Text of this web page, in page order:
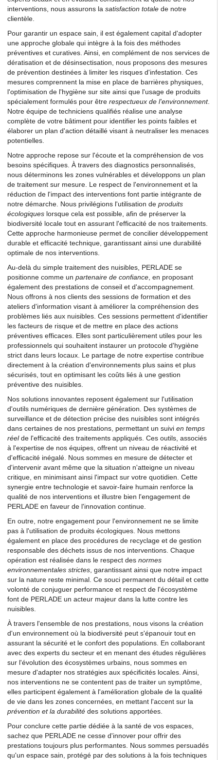
interventions, nous assurons la satisfaction totale de notre
clientèle.
Pour garantir un espace sain, il est également capital d'adopter
une approche globale qui intègre à la fois des méthodes
préventives et curatives. Ainsi, en complément de nos services de
dératisation et de désinsectisation, nous proposons des mesures
de prévention destinées à limiter les risques d'infestation. Ces
mesures comprennent la mise en place de barrières physiques,
l'optimisation de l'hygiène sur site ainsi que l'usage de produits
spécialement formulés pour être respectueux de l'environnement.
Notre équipe de techniciens qualifiés réalise une analyse
complète de votre bâtiment pour identifier les points faibles et
élaborer un plan d'action détaillé visant à neutraliser les menaces
potentielles.
Notre approche repose sur l'écoute et la compréhension de vos
besoins spécifiques. À travers des diagnostics personnalisés,
nous déterminons les zones vulnérables et développons un plan
de traitement sur mesure. Le respect de l'environnement et la
réduction de l'impact des interventions font partie intégrante de
notre démarche. Nous privilégions l'utilisation de produits
écologiques lorsque cela est possible, afin de préserver la
biodiversité locale tout en assurant l'efficacité de nos traitements.
Cette approche harmonieuse permet de concilier développement
durable et efficacité technique, garantissant ainsi une durabilité
optimale de nos interventions.
Au-delà du simple traitement des nuisibles, PERLADE se
positionne comme un partenaire de confiance, en proposant
également des prestations de conseil et d'accompagnement.
Nous offrons à nos clients des sessions de formation et des
ateliers d'information visant à améliorer la compréhension des
problèmes liés aux nuisibles. Ces sessions permettent d'identifier
les facteurs de risque et de mettre en place des actions
préventives efficaces. Elles sont particulièrement utiles pour les
professionnels qui souhaitent instaurer un protocole d'hygiène
strict dans leurs locaux. Le partage de notre expertise contribue
directement à la création d'environnements plus sains et plus
sécurisés, tout en optimisant les coûts liés à une gestion
préventive des nuisibles.
Nos solutions innovantes reposent également sur l'utilisation
d'outils numériques de dernière génération. Des systèmes de
surveillance et de détection précise des nuisibles sont intégrés
dans certaines de nos prestations, permettant un suivi en temps
réelde l'efficacité des traitements appliqués. Ces outils, associés
à l'expertise de nos équipes, offrent un niveau de réactivité et
d'efficacité inégalé. Nous sommes en mesure de détecter et
d'intervenir avant même que la situation n'atteigne un niveau
critique, en minimisant ainsi l'impact sur votre quotidien. Cette
synergie entre technologie et savoir-faire humain renforce la
qualité de nos interventions et illustre bien l'engagement de
PERLADE en faveur de l'innovation continue.
En outre, notre engagement pour l'environnement ne se limite
pas à l'utilisation de produits écologiques. Nous mettons
également en place des procédures de recyclage et de gestion
responsable des déchets issus de nos interventions. Chaque
opération est réalisée dans le respect des normes
environnementales strictes, garantissant ainsi que notre impact
sur la nature reste minimal. Ce souci permanent du détail et cette
volonté de conjuguer performance et respect de l'écosystème
font de PERLADE un acteur majeur dans la lutte contre les
nuisibles.
À travers l'ensemble de nos prestations, nous visons la création
d'un environnement où la biodiversité peut s'épanouir tout en
assurant la sécurité et le confort des populations. En collaborant
avec des experts du secteur et en menant des études régulières
sur l'évolution des écosystèmes urbains, nous sommes en
mesure d'adapter nos stratégies aux spécificités locales. Ainsi,
nos interventions ne se contentent pas de traiter un symptôme,
elles participent également à l'amélioration globale de la qualité
de vie dans les zones concernées, en mettant l'accent sur la
prévention et la durabilité des solutions apportées.
Pour conclure cette partie dédiée à la santé de vos espaces,
sachez que PERLADE ne cesse d'innover pour offrir des
prestations toujours plus performantes. Nous sommes persuadés
qu'un espace sain, protégé par des solutions à la fois techniques